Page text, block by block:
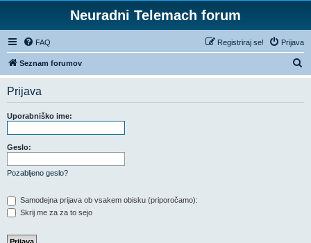
Neuradni Telemach forum
FAQ Prijava
Registriraj se!
Seznam forumov
s
Prijava
Uporabniško ime:
Geslo:
Pozabljeno geslo?
Samodejna prijava ob vsakem obisku (priporočamo):
Skrij me za za to sejo